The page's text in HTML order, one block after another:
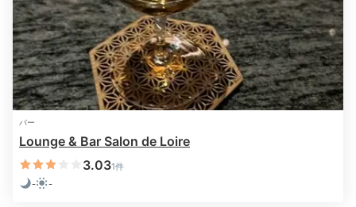
も…。
tmk_naturi
夜はお部屋に用意されていたスイーツと紅茶をいただき
のんびり。夜食のサービスもあり、お蕎麦とミネストロ
ーネが美味しかったです♪
バー
Lounge & Bar Salon de Loire
3.031件
-
-